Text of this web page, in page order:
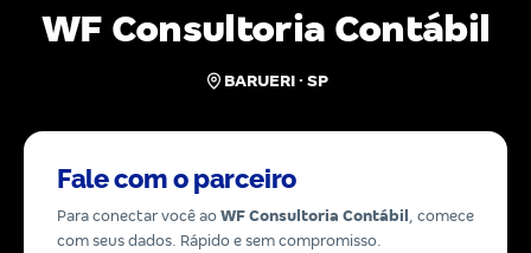
WF Consultoria Contábil
BARUERI · SP
Fale com o parceiro
Para conectar você ao WF Consultoria Contábil , comece
com seus dados. Rápido e sem compromisso.